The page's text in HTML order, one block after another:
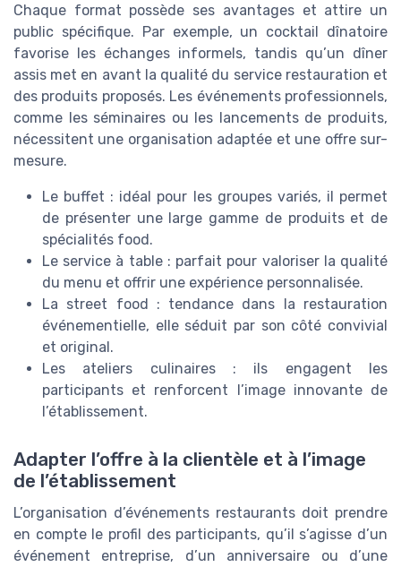
Chaque format possède ses avantages et attire un
public spécifique. Par exemple, un cocktail dînatoire
favorise les échanges informels, tandis qu’un dîner
assis met en avant la qualité du service restauration et
des produits proposés. Les événements professionnels,
comme les séminaires ou les lancements de produits,
nécessitent une organisation adaptée et une offre sur-
mesure.
Le buffet : idéal pour les groupes variés, il permet
de présenter une large gamme de produits et de
spécialités food.
Le service à table : parfait pour valoriser la qualité
du menu et offrir une expérience personnalisée.
La street food : tendance dans la restauration
événementielle, elle séduit par son côté convivial
et original.
Les ateliers culinaires : ils engagent les
participants et renforcent l’image innovante de
l’établissement.
Adapter l’offre à la clientèle et à l’image
de l’établissement
L’organisation d’événements restaurants doit prendre
en compte le profil des participants, qu’il s’agisse d’un
événement entreprise, d’un anniversaire ou d’une